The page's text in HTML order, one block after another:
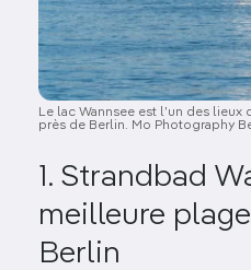
Le lac Wannsee est l’un des
près de Berlin. Mo Photography
1. Strandbad
meilleure
Berlin